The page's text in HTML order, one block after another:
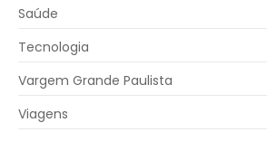
Saúde
Tecnologia
Vargem Grande Paulista
Viagens